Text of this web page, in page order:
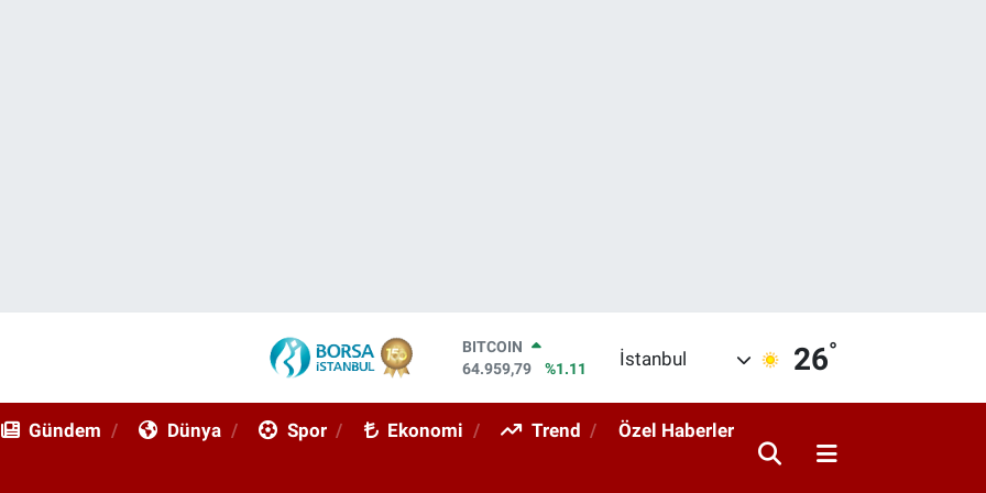
BITCOIN
64.959,79
%1.11
EURO
İstanbul 26°
Gündem Dünya Spor Ekonomi Trend Özel Haberler